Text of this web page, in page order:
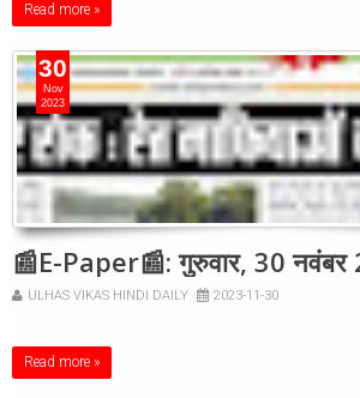
Read more »
30
Nov
2023
📰E-Paper📰: गुरुवार, 30
ULHAS VIKAS HINDI DAILY 2023-11-30
Read more »